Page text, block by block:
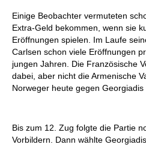
Einige Beobachter vermuteten
Extra-Geld bekommen, wenn sie
Eröffnungen spielen. Im Laufe
Carlsen schon viele Eröffnungen
jungen Jahren. Die Französische
dabei, aber nicht die Armenische
Norweger heute gegen Georgiadis
Bis zum 12. Zug folgte die Partie
Vorbildern. Dann wählte